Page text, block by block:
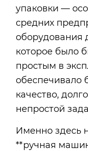
упаковки —
средних
оборудования
которое было
простым в
обеспечивало
качество,
непростой
Именно здесь
**ручная